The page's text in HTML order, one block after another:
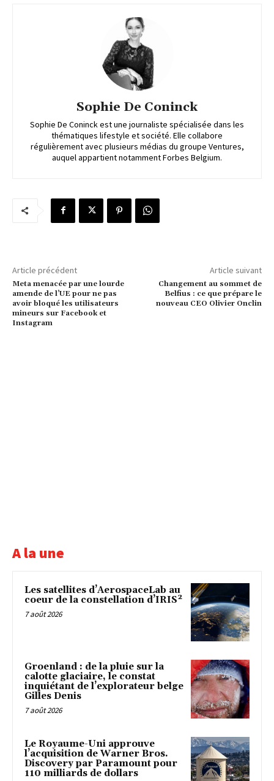
Sophie De Coninck
Sophie De Coninck est une journaliste spécialisée dans les
thématiques lifestyle et société. Elle collabore
régulièrement avec plusieurs médias du groupe Ventures,
auquel appartient notamment Forbes Belgium.
Article précédent
Meta menacée par une lourde
amende de l’UE pour ne pas
avoir bloqué les utilisateurs
mineurs sur Facebook et
Instagram
Article suivant
Changement au sommet de
Belfius : ce que prépare le
nouveau CEO Olivier Onclin
A la une
Les satellites d’AerospaceLab au
coeur de la constellation d’IRIS²
7 août 2026
Groenland : de la pluie sur la
calotte glaciaire, le constat
inquiétant de l’explorateur belge
Gilles Denis
7 août 2026
Le Royaume-Uni approuve
l’acquisition de Warner Bros.
Discovery par Paramount pour
110 milliards de dollars